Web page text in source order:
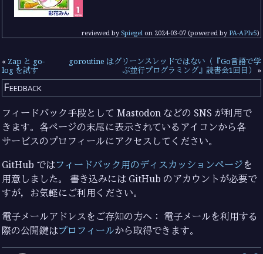
reviewed by Spiegelon 2024-03-07(powered by PA-APIv5)
« Zap と go-
log を試す
goroutine はグリーンスレッドではない（『Go言語で学
ぶ並行プログラミング』読書会1回目）
»
Feedback
フィードバック手段として Mastodon などの SNS が利用で
きます。各ページの末尾に表示されているアイコンから各
サービスのプロフィールにアクセスしてください。
GitHub ではフィードバック用のディスカッションページを
用意しました。 書き込みには GitHub のアカウントが必要で
すが，お気軽にご利用ください。
電子メールアドレスをご存知の方へ： 電子メールを利用する
際の公開鍵はプロフィールから取得できます。